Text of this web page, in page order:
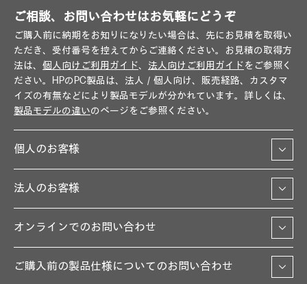
ご相談、お問い合わせはお気軽にどうぞ
ご購入前に納期をお知りになりたい場合は、先にお見積を取得い
ただき、受付番号を控えてからご連絡ください。お見積の取得方
法は、 個人向けご利用ガイド、 法人向けご利用ガイドをご参照く
ださい。HPのPC製品は、法人／個人向け、販売経路、カスタマ
イズの有無などにより製品モデルが分かれています。詳しくは、
製品モデルの違いのページをご参照ください。
個人のお客様
法人のお客様
オンラインでのお問い合わせ
ご購入前の製品仕様についてのお問い合わせ